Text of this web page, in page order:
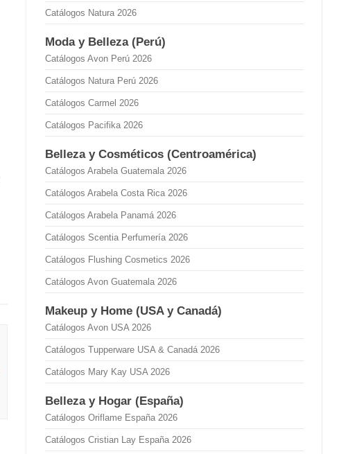
Catálogos Natura 2026
Moda y Belleza (Perú)
Catálogos Avon Perú 2026
Catálogos Natura Perú 2026
Catálogos Carmel 2026
Catálogos Pacifika 2026
Belleza y Cosméticos (Centroamérica)
Catálogos Arabela Guatemala 2026
Catálogos Arabela Costa Rica 2026
Catálogos Arabela Panamá 2026
Catálogos Scentia Perfumería 2026
Catálogos Flushing Cosmetics 2026
Catálogos Avon Guatemala 2026
Makeup y Home (USA y Canadá)
Catálogos Avon USA 2026
Catálogos Tupperware USA & Canadá 2026
Catálogos Mary Kay USA 2026
Belleza y Hogar (España)
Catálogos Oriflame España 2026
Catálogos Cristian Lay España 2026